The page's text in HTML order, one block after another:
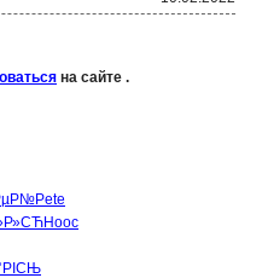
на сайте .
Pete
Hooc